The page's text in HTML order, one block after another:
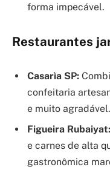
forma impecável.
Restaurantes
Casarìa SP:
confeitaria
e muito agradável.
Figueira Rubaiyat:
e carnes de alta
gastronômica